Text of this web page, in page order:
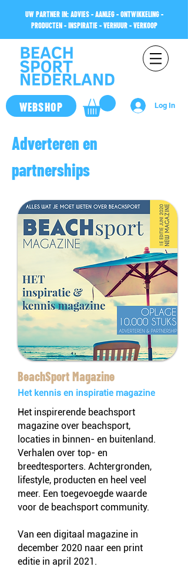
UW PARTNER IN: ADVIES - AANLEG - ONTWIKKELING -
PRODUCTEN - INSPIRATIE - VERHUUR - VERKOOP
WEBSHOP Log In
Adverteren en
partnerships
BeachSport Magazine
Het kennis en inspiratie magazine
Het inspirerende beachsport
magazine over beachsport,
locaties in binnen- en buitenland.
Verhalen over top- en
breedtesporters. Achtergronden,
lifestyle, producten en heel veel
meer. Een toegevoegde waarde
voor de beachsport community.
Van een digitaal magazine in
december 2020 naar een print
editie in april 2021.